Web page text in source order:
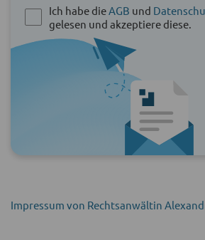
Ich habe die AGB und
gelesen und akzeptiere diese.
Impressum von Rechtsanwältin